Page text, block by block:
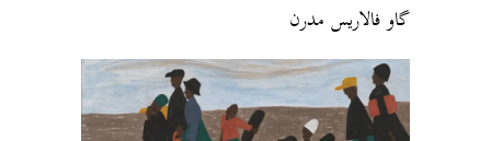
گاو فالاریس مدرن